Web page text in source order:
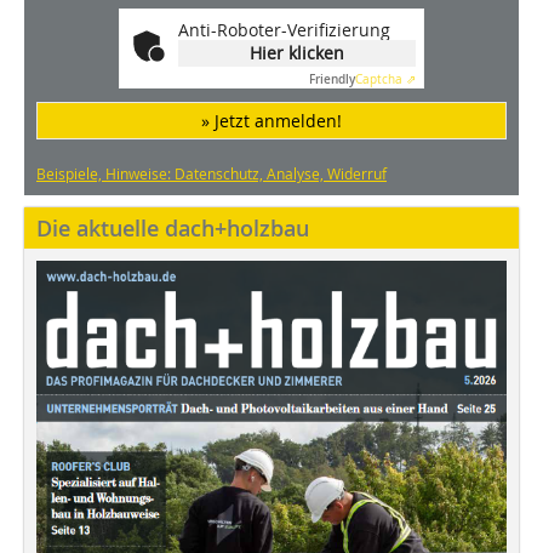
Anti-Roboter-Verifizierung
Hier klicken
FriendlyCaptcha ⇗
» Jetzt anmelden!
Beispiele, Hinweise: Datenschutz, Analyse, Widerruf
Die aktuelle dach+holzbau